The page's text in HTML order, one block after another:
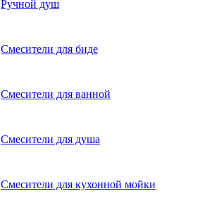
Ручной душ
Смесители для биде
Смесители для ванной
Смесители для душа
Смесители для кухонной мойки